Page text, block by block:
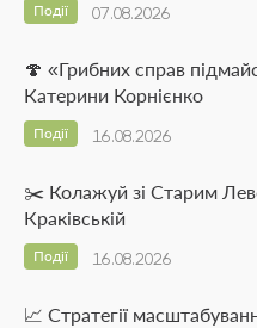
07.08.2026
Події
🍄 «Грибних справ
Катерини Корнієнко
16.08.2026
Події
✂️ Колажуй зі Старим
Краківській
16.08.2026
Події
📈 Стратегії